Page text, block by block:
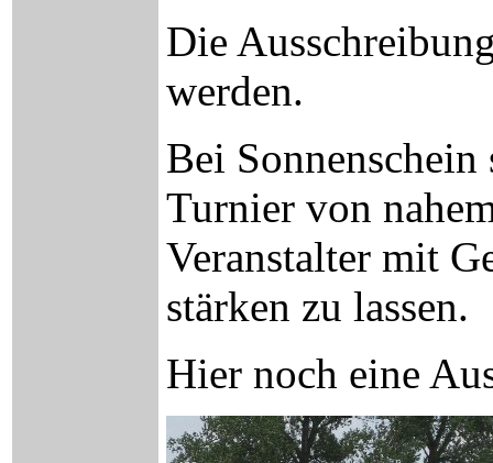
Die
werden.
Bei
Turnier von
Veranstalter mit
stärken zu lassen.
Hier noch eine